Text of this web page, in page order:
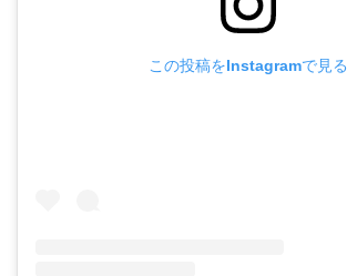
この投稿をInstagramで見る